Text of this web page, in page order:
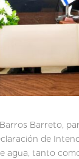
Barreto,
de
agua, tanto